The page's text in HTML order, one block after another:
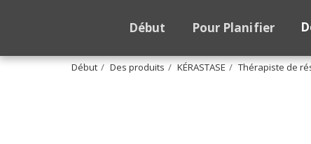
Début Pour Planifier
Début Des produits KÉRASTASE Thérapiste de